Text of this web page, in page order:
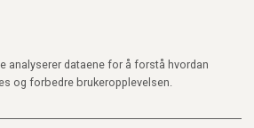
analyserer dataene for å forstå hvordan
og forbedre brukeropplevelsen.